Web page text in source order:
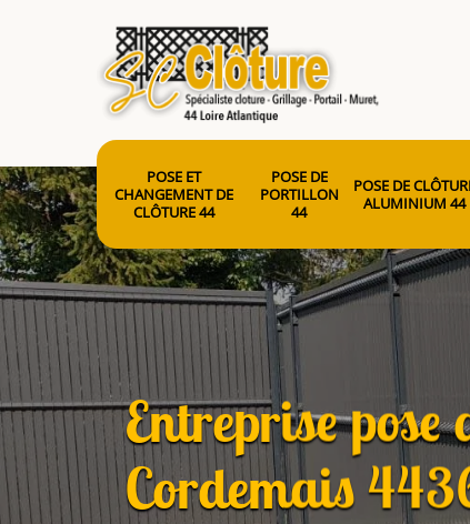
POSE ET
CHANGEMENT DE
CLÔTURE 44
POSE DE
PORTILLON
44
POSE DE
ALUMINIUM 44
Entreprise
Cordemais